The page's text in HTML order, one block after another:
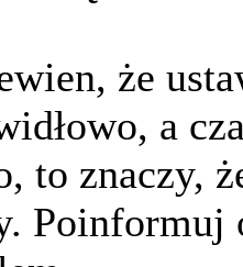
że
a
to znaczy,